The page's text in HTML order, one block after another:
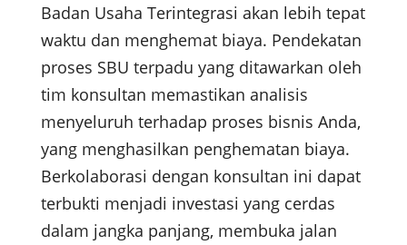
Badan Usaha Terintegrasi akan lebih tepat
waktu dan menghemat biaya. Pendekatan
proses SBU terpadu yang ditawarkan oleh
tim konsultan memastikan analisis
menyeluruh terhadap proses bisnis Anda,
yang menghasilkan penghematan biaya.
Berkolaborasi dengan konsultan ini dapat
terbukti menjadi investasi yang cerdas
dalam jangka panjang, membuka jalan